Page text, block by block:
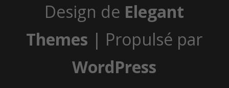
Design de Elegant
Themes | Propulsé par
WordPress